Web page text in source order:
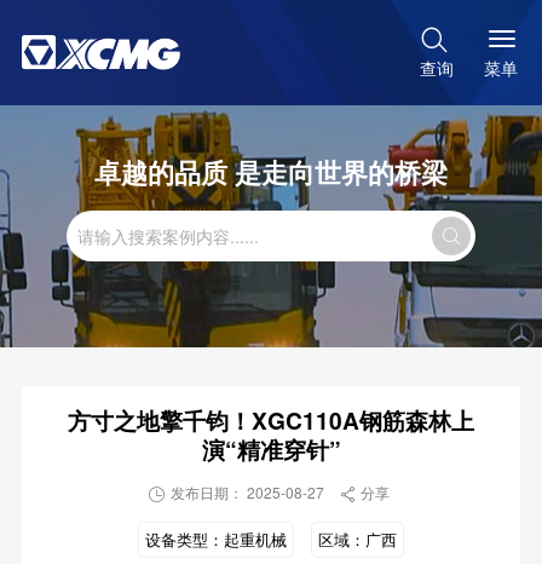

查询 菜单
卓越的品质 是走向世界的桥梁

方寸之地擎千钧！XGC110A钢筋森林上
演“精准穿针”
 发布日期： 2025-08-27  分享
设备类型： 起重机械 区域： 广西